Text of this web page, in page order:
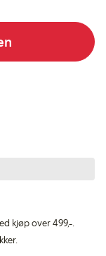
kjøp over 499,-.